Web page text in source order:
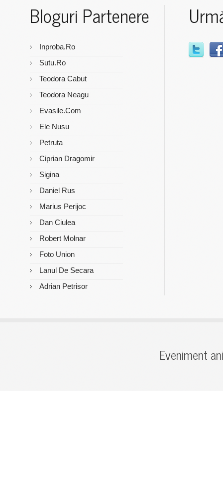
Bloguri Partenere
Inproba.ro
Sutu.ro
Teodora Cabut
Teodora Neagu
Evasile.com
Ele Nusu
Petruta
Ciprian Dragomir
Sigina
Daniel Rus
Marius Perijoc
Dan Ciulea
Robert Molnar
Foto Union
Lanul De Secara
Adrian Petrisor
Eveniment